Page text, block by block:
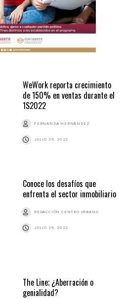
WeWork reporta crecimiento
de 150% en ventas durante el
1S2022
FERNANDA HERNÁNDEZ
JULIO 29, 2022
Conoce los desafíos que
enfrenta el sector inmobiliario
REDACCIÓN CENTRO URBANO
JULIO 29, 2022
The Line; ¿Aberración o
genialidad?